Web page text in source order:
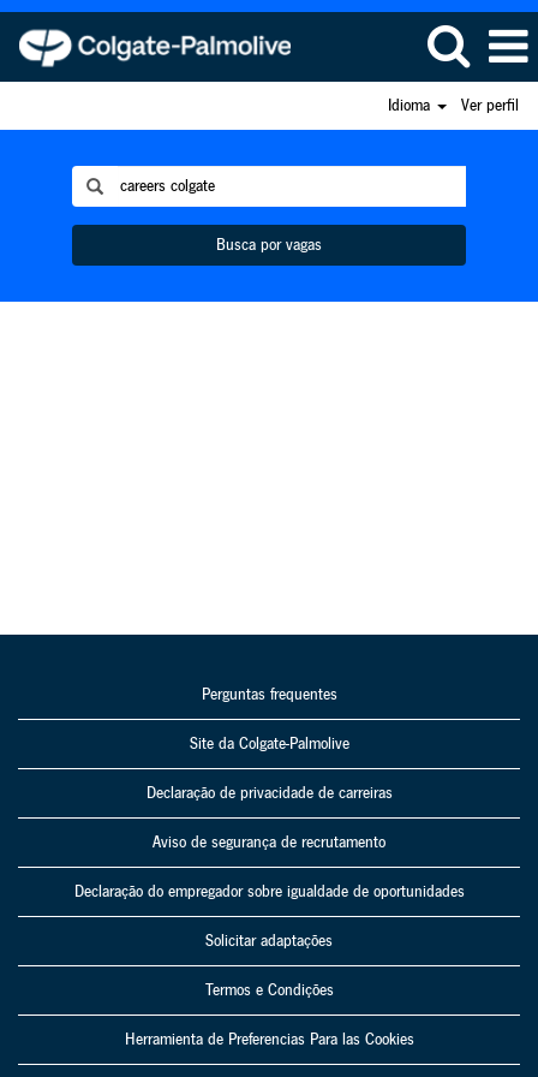
Idioma Ver perfil
Busca por vagas
Perguntas frequentes
Site da Colgate-Palmolive
Declaração de privacidade de carreiras
Aviso de segurança de recrutamento
Declaração do empregador sobre igualdade de oportunidades
Solicitar adaptações
Termos e Condições
Herramienta de Preferencias Para las Cookies